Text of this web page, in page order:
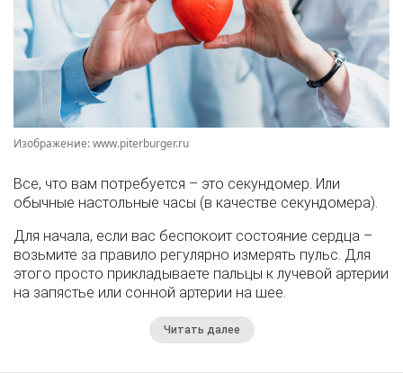
Изображение: www.piterburger.ru
Все, что вам потребуется – это секундомер. Или
обычные настольные часы (в качестве секундомера).
Для начала, если вас беспокоит состояние сердца –
возьмите за правило регулярно измерять пульс. Для
этого просто прикладываете пальцы к лучевой артерии
на запястье или сонной артерии на шее.
Читать далее